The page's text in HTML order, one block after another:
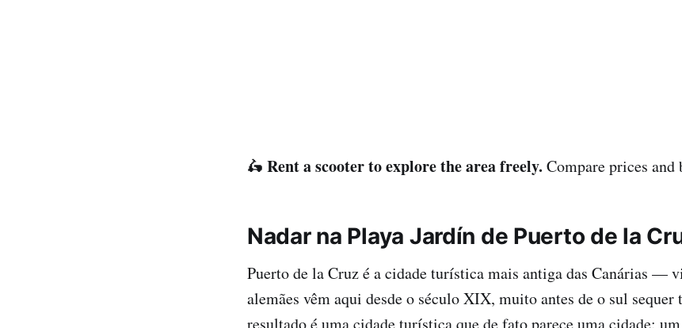
🛵 Rent a scooter to explore the area freely. Compare prices
Nadar na Playa Jardín de Puerto de la
Puerto de la Cruz é a cidade turística mais antiga das Canárias —
alemães vêm aqui desde o século XIX, muito antes de o sul sequer
resultado é uma cidade turística que de fato parece uma cidade: